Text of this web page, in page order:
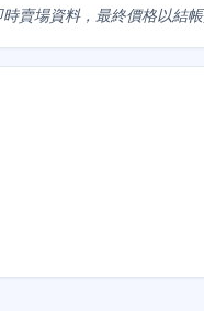
賣場資料，最終價格以結帳